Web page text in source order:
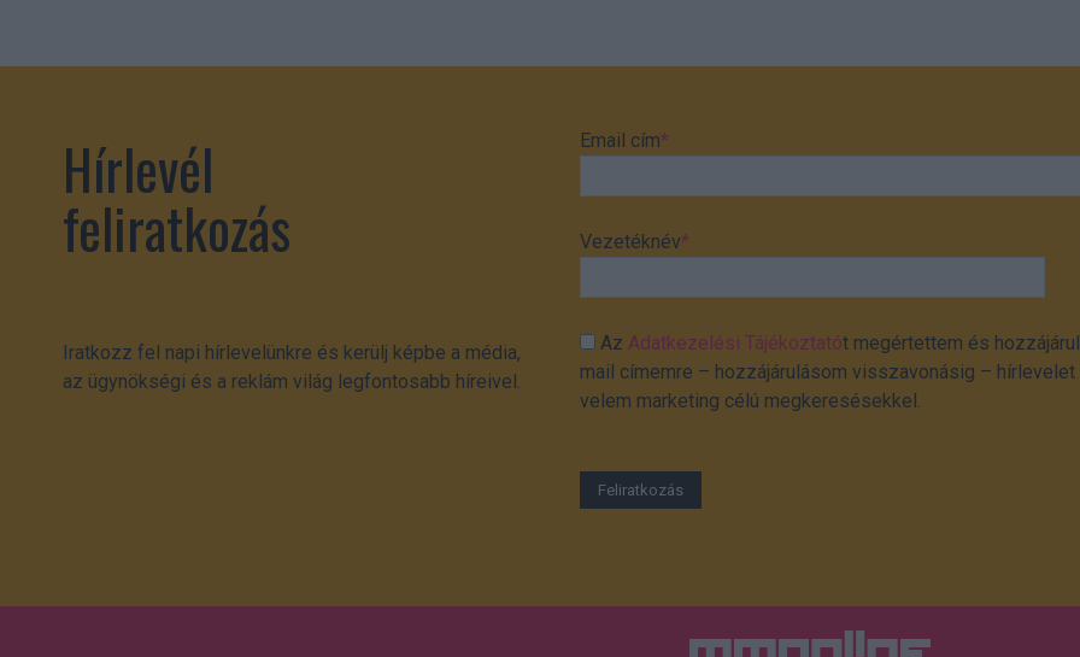
Hírlevél
feliratkozás
Iratkozz fel napi hírlevelünkre és kerülj képbe a média,
az ügynökségi és a reklám világ legfontosabb híreivel.
Email cím*
Vezetéknév*
AzAdatkezelési Tájékoztatót megértettem és
mail címemre – hozzájárulásom visszavonásig –
velem marketing célú megkeresésekkel.